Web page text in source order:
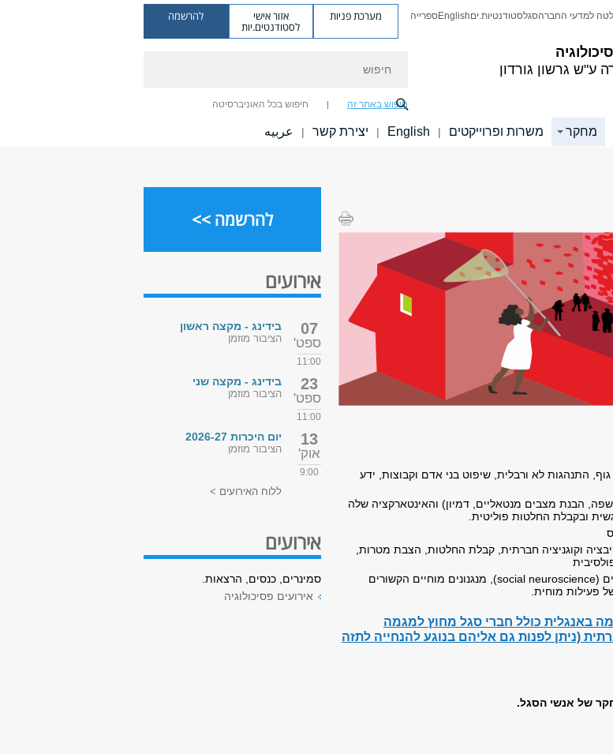
ע"ש גרשון גורדון
למדעי החברהסגלסטודנטיות.יםEnglishספרייה מערכת פניות אזור אישי
לסטודנטים.יות
להרשמה
חיפוש באתר זה חיפוש בכל האוניברסיטה
מחקר משרות ופרוייקטים |
English
| יצירת קשר | عربيه
התנהגות לא ורבלית, שיפוט בני אדם וקבוצות, ידע
(שפה, הבנת מצבים מנטאליים, דמיון) והאינטארקציה שלה
ובקבלת החלטות פוליטית.
וקוגניציה חברתית, קבלת החלטות, הצבת מטרות,
(
social neuroscience), מנגנונים מוחיים הקשורים
פעילות מוחית.
באנגלית כולל חברי סגל מחוץ למגמה
(ניתן לפנות גם אליהם בנוגע להנחייה לתזה
של אנשי הסגל.
להרשמה >>
אירועים
07
ספט'
11:00
בידינג - מקצה ראשון
הציבור מוזמן
23
ספט'
11:00
בידינג - מקצה שני
הציבור מוזמן
13
אוק'
9:00
יום היכרות 2026-27
הציבור מוזמן
ללוח האירועים >
אירועים
סמינרים, כנסים, הרצאות.
אירועים פסיכולוגיה